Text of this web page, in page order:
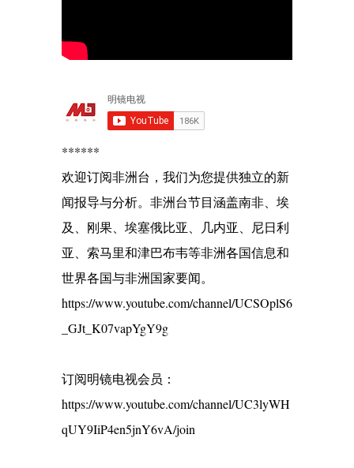
******
欢迎订阅非洲台，我们为您提供独立的新
闻报导与分析。非洲台节目涵盖南非、埃
及、刚果、埃塞俄比亚、几内亚、尼日利
亚、索马里和津巴布韦等非洲各国信息和
世界各国与非洲国家要闻。
https://www.youtube.com/channel/UCSOplS6
_GJt_K07vapYgY9g
订阅明镜电视会员：
https://www.youtube.com/channel/UC3lyWH
qUY9IiP4en5jnY6vA/join